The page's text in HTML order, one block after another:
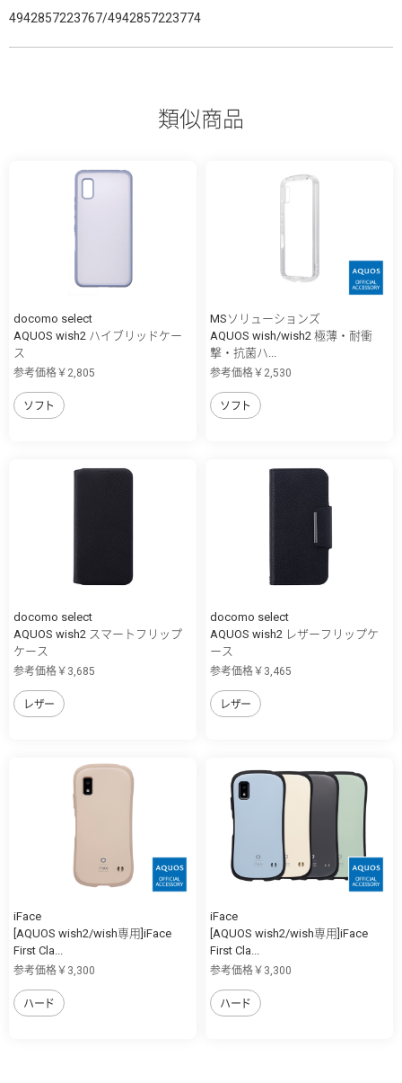
4942857223767/4942857223774
類似商品
docomo select
AQUOS wish2 ハイブリッドケー
ス
参考価格￥2,805
ソフト
MSソリューションズ
AQUOS wish/wish2 極薄・耐衝
撃・抗菌ハ...
参考価格￥2,530
ソフト
docomo select
AQUOS wish2 スマートフリップ
ケース
参考価格￥3,685
レザー
docomo select
AQUOS wish2 レザーフリップケ
ース
参考価格￥3,465
レザー
iFace
[AQUOS wish2/wish専用]iFace
First Cla...
参考価格￥3,300
ハード
iFace
[AQUOS wish2/wish専用]iFace
First Cla...
参考価格￥3,300
ハード